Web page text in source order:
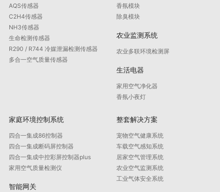
AQS传感器
C2H4传感器
NH3传感器
生命检测传感器
R290 / R744 冷媒泄漏检测传感器
多合一空气质量传感器
香氛模块
除臭模块
农业监测系统
农业多联环境检测屏
生活电器
家用空气净化器
香氛小夜灯
家庭环境控制系统
四合一集成86控制器
四合一集成断码屏控制器
四合一集成中控彩屏控制器plus
家用空气质量检测仪
智能网关
整套解决方案
宠物空气健康系统
车载空气感知系统
居家空气管理系统
农业空气监测系统
工业气体安全系统